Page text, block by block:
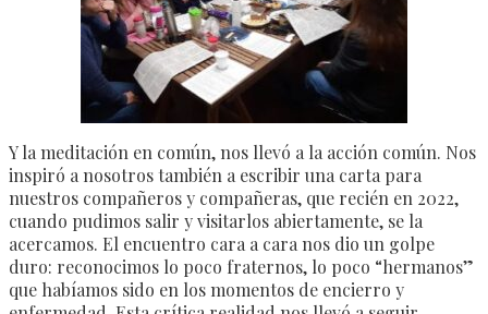
Y la meditación en común, nos llevó a la acción común. Nos
inspiró a nosotros también a escribir una carta para
nuestros compañeros y compañeras, que recién en 2022,
cuando pudimos salir y visitarlos abiertamente, se la
acercamos. El encuentro cara a cara nos dio un golpe
duro: reconocimos lo poco fraternos, lo poco “hermanos”
que habíamos sido en los momentos de encierro y